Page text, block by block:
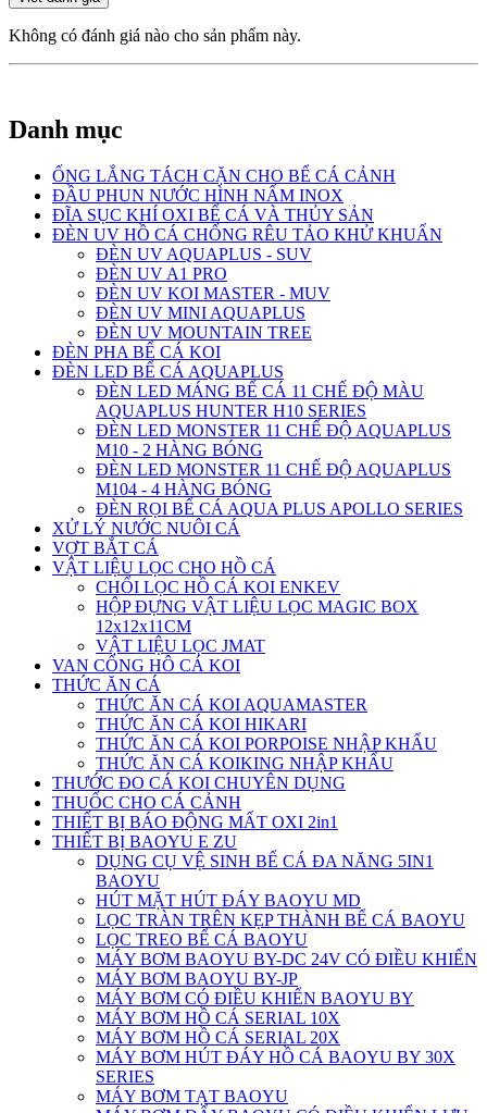
Không có đánh giá nào cho sản phẩm này.
Danh mục
ỐNG LẮNG TÁCH CẶN CHO BỂ CÁ CẢNH
ĐẦU PHUN NƯỚC HÌNH NẤM INOX
ĐĨA SỤC KHÍ OXI BỂ CÁ VÀ THỦY SẢN
ĐÈN UV HỒ CÁ CHỐNG RÊU TẢO KHỬ KHUẨN
ĐÈN UV AQUAPLUS - SUV
ĐÈN UV A1 PRO
ĐÈN UV KOI MASTER - MUV
ĐÈN UV MINI AQUAPLUS
ĐÈN UV MOUNTAIN TREE
ĐÈN PHA BỂ CÁ KOI
ĐÈN LED BỂ CÁ AQUAPLUS
ĐÈN LED MÁNG BỂ CÁ 11 CHẾ ĐỘ MÀU
AQUAPLUS HUNTER H10 SERIES
ĐÈN LED MONSTER 11 CHẾ ĐỘ AQUAPLUS
M10 - 2 HÀNG BÓNG
ĐÈN LED MONSTER 11 CHẾ ĐỘ AQUAPLUS
M104 - 4 HÀNG BÓNG
ĐÈN RỌI BỂ CÁ AQUA PLUS APOLLO SERIES
XỬ LÝ NƯỚC NUÔI CÁ
VỢT BẮT CÁ
VẬT LIỆU LỌC CHO HỒ CÁ
CHỔI LỌC HỒ CÁ KOI ENKEV
HỘP ĐỰNG VẬT LIỆU LỌC MAGIC BOX
12x12x11CM
VẬT LIỆU LỌC JMAT
VAN CỔNG HÔ CÁ KOI
THỨC ĂN CÁ
THỨC ĂN CÁ KOI AQUAMASTER
THỨC ĂN CÁ KOI HIKARI
THỨC ĂN CÁ KOI PORPOISE NHẬP KHẨU
THỨC ĂN CÁ KOIKING NHẬP KHẨU
THƯỚC ĐO CÁ KOI CHUYÊN DỤNG
THUỐC CHO CÁ CẢNH
THIẾT BỊ BÁO ĐỘNG MẤT OXI 2in1
THIẾT BỊ BAOYU E ZU
DỤNG CỤ VỆ SINH BỂ CÁ ĐA NĂNG 5IN1
BAOYU
HÚT MẶT HÚT ĐÁY BAOYU MD
LỌC TRÀN TRÊN KẸP THÀNH BỂ CÁ BAOYU
LỌC TREO BỂ CÁ BAOYU
MÁY BƠM BAOYU BY-DC 24V CÓ ĐIỀU KHIỂN
MÁY BƠM BAOYU BY-JP
MÁY BƠM CÓ ĐIỀU KHIỂN BAOYU BY
MÁY BƠM HỒ CÁ SERIAL 10X
MÁY BƠM HỒ CÁ SERIAL 20X
MÁY BƠM HÚT ĐÁY HỒ CÁ BAOYU BY 30X
SERIES
MÁY BƠM TẠT BAOYU